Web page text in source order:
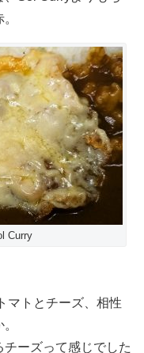
Curry
マトとチーズ、相性
ーズって感じでした